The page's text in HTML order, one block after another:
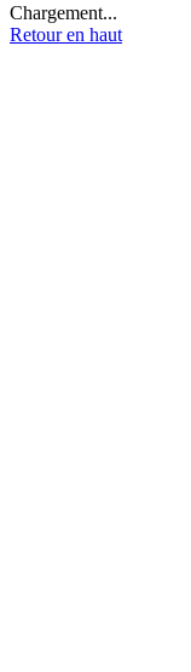
Chargement...
Retour en haut